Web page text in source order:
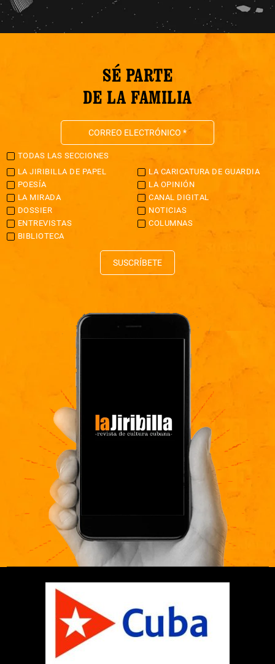
SÉ PARTE
DE LA FAMILIA
TODAS LAS SECCIONES
LA JIRIBILLA DE PAPEL
LA CARICATURA DE GUARDIA
POESÍA
LA OPINIÓN
LA MIRADA
CANAL DIGITAL
DOSSIER
NOTICIAS
ENTREVISTAS
COLUMNAS
BIBLIOTECA
SUSCRÍBETE